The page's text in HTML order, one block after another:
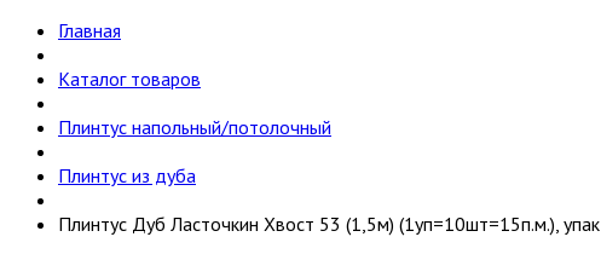
Главная
Каталог товаров
Плинтус напольный/потолочный
Плинтус из дуба
Плинтус Дуб Ласточкин Хвост 53 (1,5м) (1уп=10шт=15п.м.), упак